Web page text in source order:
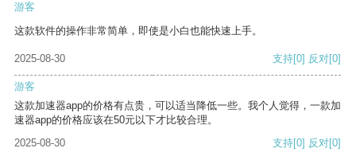
游客
这款软件的操作非常简单，即使是小白也能快速上手。
2025-08-30 支持[0] 反对[0]
游客
这款加速器app的价格有点贵，可以适当降低一些。我个人觉得，一款加
速器app的价格应该在50元以下才比较合理。
2025-08-30
支持[0] 反对[0]